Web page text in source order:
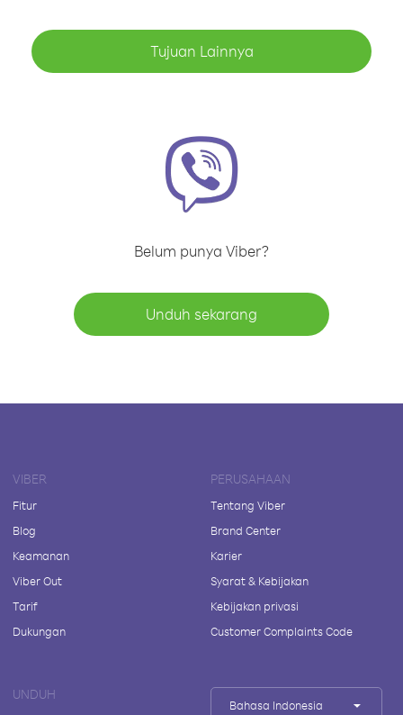
Tujuan Lainnya
Belum punya Viber?
Unduh sekarang
VIBER
Fitur
Blog
Keamanan
Viber Out
Tarif
Dukungan
PERUSAHAAN
Tentang Viber
Brand Center
Karier
Syarat & Kebijakan
Kebijakan privasi
Customer Complaints Code
UNDUH
Bahasa Indonesia